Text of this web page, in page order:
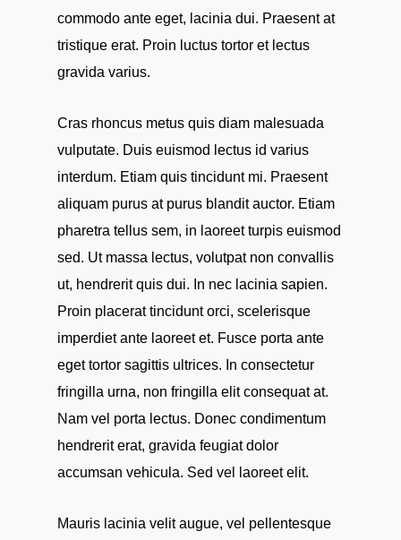
commodo ante eget, lacinia dui. Praesent at
tristique erat. Proin luctus tortor et lectus
gravida varius.
Cras rhoncus metus quis diam malesuada
vulputate. Duis euismod lectus id varius
interdum. Etiam quis tincidunt mi. Praesent
aliquam purus at purus blandit auctor. Etiam
pharetra tellus sem, in laoreet turpis euismod
sed. Ut massa lectus, volutpat non convallis
ut, hendrerit quis dui. In nec lacinia sapien.
Proin placerat tincidunt orci, scelerisque
imperdiet ante laoreet et. Fusce porta ante
eget tortor sagittis ultrices. In consectetur
fringilla urna, non fringilla elit consequat at.
Nam vel porta lectus. Donec condimentum
hendrerit erat, gravida feugiat dolor
accumsan vehicula. Sed vel laoreet elit.
Mauris lacinia velit augue, vel pellentesque